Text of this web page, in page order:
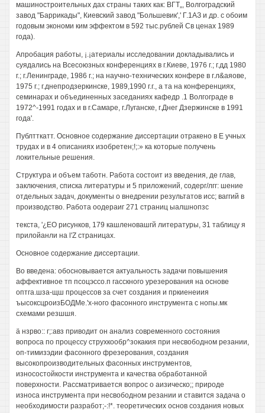
машиностроительных дах страны таких как: ВГТ„, Волгоградский
завод "Баррикады", Киевский завод "Большевик',' Г.1АЗ и др. с обоим
годовым экономи ким эффектом в 592 тыс.рублей Св ценах 1989
года).
Апробация работы, ¡.¡атериалы исследовании докладывались и
суядались на Всесоюзных конференциях в г.Киеве, 1976 г.; г.дд 1980
г.; г.Ленинграде, 1986 г.; на научно-технических конфере в г.л&аяове,
1975 г.; г.днепродзеркинске, 1989,1990 г.г., а та на конференциях,
семинарах и объединенных заседаниях кафедр .1 Волгограде в
1972^-1991 годах и в г.Самаре, г.Луганске, г.Днег Дзержинске в 1991
года'.
Публтткатт. Основное содержание диссертации отракено в Е учных
трудах и в 4 описаниях изобретен;!;:» ка которые получень
локительные решения.
Структура и объем таботн. Работа состоит из введения, де глав,
заключения, списка литературы и 5 приложений, содерг/лгг: шение
отдельных задач, документы о внедрении результатов исс; ваггий в
производство. Работа оодераиг 271 страниц ыалшнопзс
текста, '¿ЕО рисунков, 179 кашленовашгй литературы, 31 таблицу я
прилойанли на l'Z страницах.
Основное содержание диссертации.
Во введена: обосновывается актуальность задачи повышения
аффективное тп псоцэссо.п гасскного урезерования на основе
оптга.шза-щш процессов за счет создания и пркиенеиия
ъысоксцроизБОДМе.'х-ного фасонного инструмента с нопы.мк
схемами резшшя.
ä нзрво:: г;:авз приводит он анализ современного состояния
вопроса по процессу струхкообр^зокакия при несвободном резании,
оп-тимизэдии фасонного фрезерования, создания
высокопроизводительных фасонных инструментов,
износостойкости инструмента и качества обработанной
поверхности. Рассматривается вопрос о аизическо;; природе
износа инструмента при несвободном резании и ставится задача о
необходимости разработ;-:!*. теоретических основ создания новых